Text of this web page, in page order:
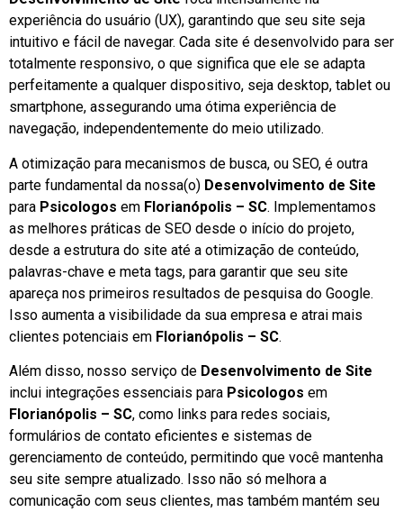
experiência do usuário (UX), garantindo que seu site seja
intuitivo e fácil de navegar. Cada site é desenvolvido para ser
totalmente responsivo, o que significa que ele se adapta
perfeitamente a qualquer dispositivo, seja desktop, tablet ou
smartphone, assegurando uma ótima experiência de
navegação, independentemente do meio utilizado.
A otimização para mecanismos de busca, ou SEO, é outra
parte fundamental da nossa(o) Desenvolvimento de Site
para Psicologos em Florianópolis – SC. Implementamos
as melhores práticas de SEO desde o início do projeto,
desde a estrutura do site até a otimização de conteúdo,
palavras-chave e meta tags, para garantir que seu site
apareça nos primeiros resultados de pesquisa do Google.
Isso aumenta a visibilidade da sua empresa e atrai mais
clientes potenciais em Florianópolis – SC.
Além disso, nosso serviço de Desenvolvimento de Site
inclui integrações essenciais para Psicologos em
Florianópolis – SC, como links para redes sociais,
formulários de contato eficientes e sistemas de
gerenciamento de conteúdo, permitindo que você mantenha
seu site sempre atualizado. Isso não só melhora a
comunicação com seus clientes, mas também mantém seu